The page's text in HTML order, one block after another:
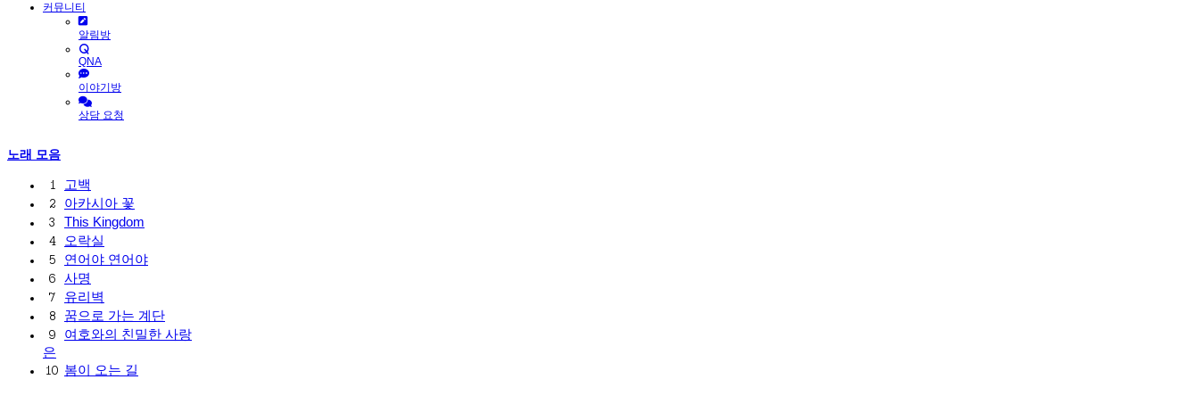
커뮤니티
알림방
QNA
이야기방
상담 요청
노래 모음
1 고백
2 아카시아 꽃
3 This Kingdom
4 오락실
5 연어야 연어야
6 사명
7 유리벽
8 꿈으로 가는 계단
9
여호와의 친밀한 사랑
은
10 봄이 오는 길